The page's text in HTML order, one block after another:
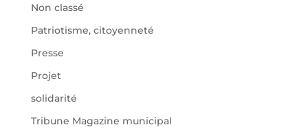
Non classé
Patriotisme, citoyenneté
Presse
Projet
solidarité
Tribune Magazine municipal